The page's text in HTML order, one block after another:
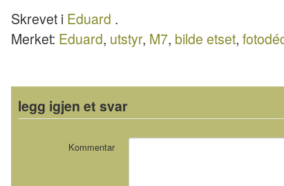
38 –
EDUARD
36089
E35-049
Skrevet i Eduard .
Merket: Eduard, utstyr, M7, bilde etset,
legg igjen et svar
Kommentar